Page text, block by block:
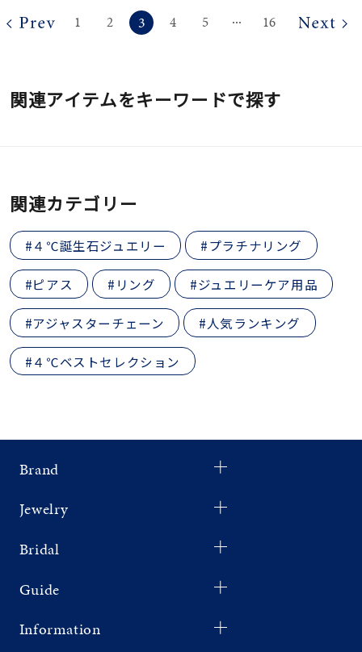
1 2 3 4 5 ⋯ 16
関連アイテムをキーワードで探す
関連カテゴリー
#４℃誕生石ジュエリー #プラチナリング
#ピアス #リング #ジュエリーケア用品
#アジャスターチェーン #人気ランキング
#４℃ベストセレクション
Brand
Jewelry
Bridal
Guide
Information